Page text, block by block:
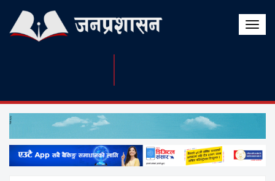
Toggle